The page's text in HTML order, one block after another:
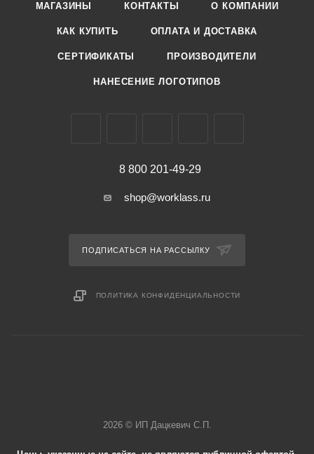
МАГАЗИНЫ КОНТАКТЫ О КОМПАНИИ
КАК КУПИТЬ ОПЛАТА И ДОСТАВКА
СЕРТИФИКАТЫ ПРОИЗВОДИТЕЛИ
НАНЕСЕНИЕ ЛОГОТИПОВ
8 800 201-49-29
shop@worklass.ru
ПОДПИСАТЬСЯ НА РАССЫЛКУ
ПОЛИТИКА КОНФИДЕНЦИАЛЬНОСТИ
2026 © ИП Дацкевич С.П.